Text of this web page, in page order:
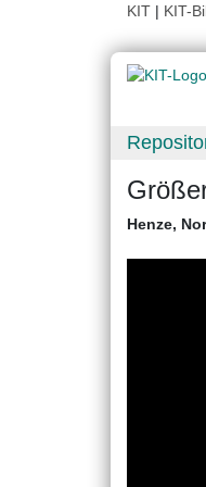
KIT | KIT-
Henze,